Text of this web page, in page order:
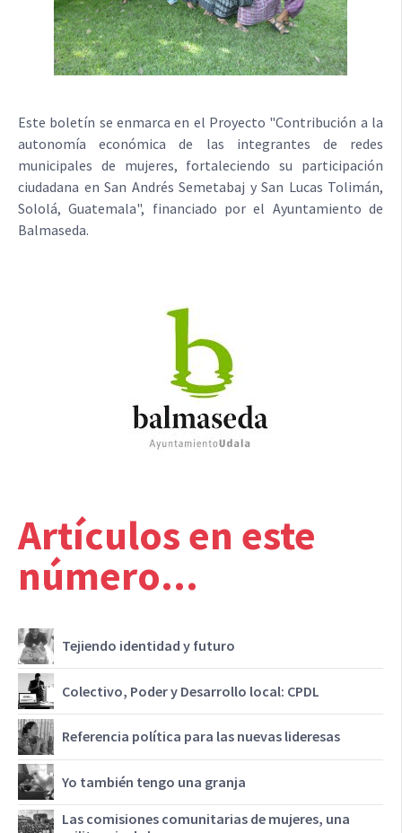
Este boletín se enmarca en el Proyecto "Contribución a la
autonomía económica de las integrantes de redes
municipales de mujeres, fortaleciendo su participación
ciudadana en San Andrés Semetabaj y San Lucas Tolimán,
Sololá, Guatemala", financiado por el Ayuntamiento de
Balmaseda.
Artículos en este
número...
Tejiendo identidad y futuro
Colectivo, Poder y Desarrollo local: CPDL
Referencia política para las nuevas lideresas
Yo también tengo una granja
Las comisiones comunitarias de mujeres, una